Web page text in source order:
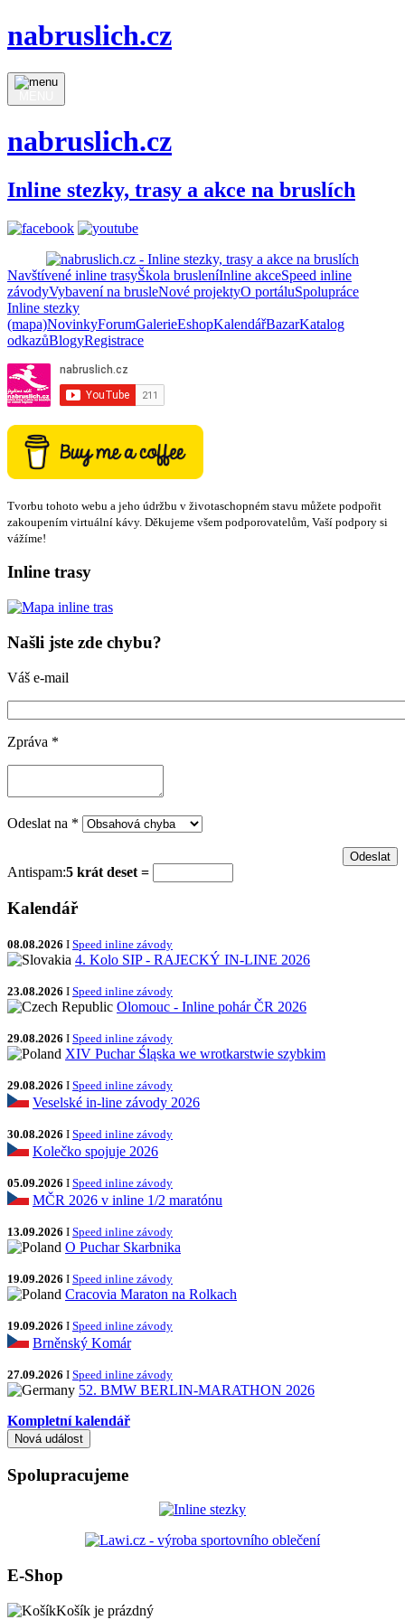
nabruslich.cz
nabruslich.cz
Inline stezky, trasy a akce na bruslích
Navštívené inline trasyŠkola brusleníInline akceSpeed inline
závodyVybavení na brusleNové projektyO portáluSpolupráce
Inline stezky
(mapa)NovinkyForumGalerieEshopKalendářBazarKatalog
odkazůBlogyRegistrace
Tvorbu tohoto webu a jeho údržbu v životaschopném stavu můžete podpořit
zakoupením virtuální kávy. Děkujeme všem podporovatelům, Vaší podpory si
vážíme!
Inline trasy
Našli jste zde chybu?
Váš e-mail
Zpráva *
Odeslat na *
Antispam:5 krát deset =
Kalendář
08.08.2026 I Speed inline závody
4. Kolo SIP - RAJECKÝ IN-LINE 2026
23.08.2026 I Speed inline závody
Olomouc - Inline pohár ČR 2026
29.08.2026 I Speed inline závody
XIV Puchar Śląska we wrotkarstwie szybkim
29.08.2026 I Speed inline závody
Veselské in-line závody 2026
30.08.2026 I Speed inline závody
Kolečko spojuje 2026
05.09.2026 I Speed inline závody
MČR 2026 v inline 1/2 maratónu
13.09.2026 I Speed inline závody
O Puchar Skarbnika
19.09.2026 I Speed inline závody
Cracovia Maraton na Rolkach
19.09.2026 I Speed inline závody
Brněnský Komár
27.09.2026 I Speed inline závody
52. BMW BERLIN-MARATHON 2026
Kompletní kalendář
Spolupracujeme
E-Shop
Košík je prázdný